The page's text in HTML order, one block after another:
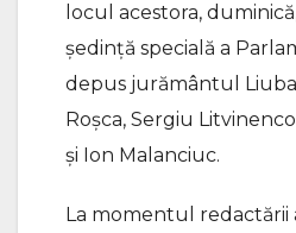
locul acestora,
ședință specială a
depus jurământul Liuba
Roșca, Sergiu
și Ion Malanciuc.
La momentul redactării